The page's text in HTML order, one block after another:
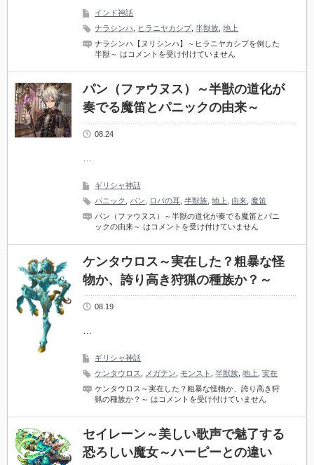
インド神話
ナラシンハ
ヒラニヤカシプ,半獣族 ,地上
ナラシンハ【ヌリシンハ】～ヒラニヤカシプを倒した
半獣～ は コメントを受け付けていません
パン（ファウヌス）～半獣の道化が
奏でる魔笛とパニックの由来～
08.24
…
ギリシャ神話
パニック
パン ロバの耳 ,半獣族 ,地上 由来 魔笛
パン（ファウヌス）～半獣の道化が奏でる魔笛とパニ
ックの由来～ は コメントを受け付けていません
ケンタウロス～実在した？粗暴な怪
物か、誇り高き狩猟の種族か？～
08.19
…
ギリシャ神話
ケンタウロス
メガテン モンスト ,半獣族 ,地上 ,実在
ケンタウロス～実在した？粗暴な怪物か、誇り高き狩
猟の種族か？～ は コメントを受け付けていません
セイレーン～美しい歌声で魅了する
恐ろしい魔女～ハーピーとの違い